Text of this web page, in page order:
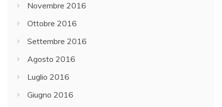
Novembre 2016
Ottobre 2016
Settembre 2016
Agosto 2016
Luglio 2016
Giugno 2016